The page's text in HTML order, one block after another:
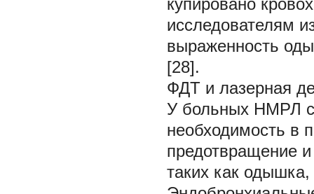
купировано
исследователям
выраженность
[28].
ФДТ и лазерная
У больных НМРЛ с
необходимость в
предотвращение
таких как